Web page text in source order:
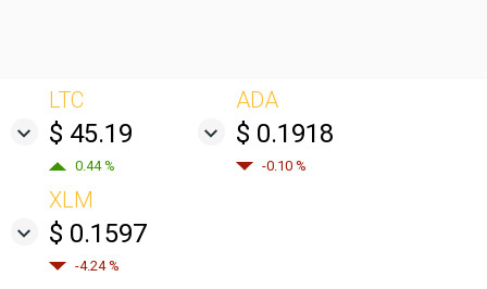
LTC
$ 45.19
0.44 %
ADA
$ 0.1918
-0.10 %
XLM
$ 0.1597
-4.24 %